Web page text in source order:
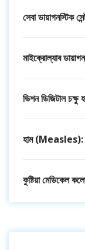
সেবা ডায়াগনস্টিক
মাইক্রোল্যাব
ভিশন ডিজিটাল চক্ষু
হাম (Measles):
কুষ্টিয়া মেডিকেল